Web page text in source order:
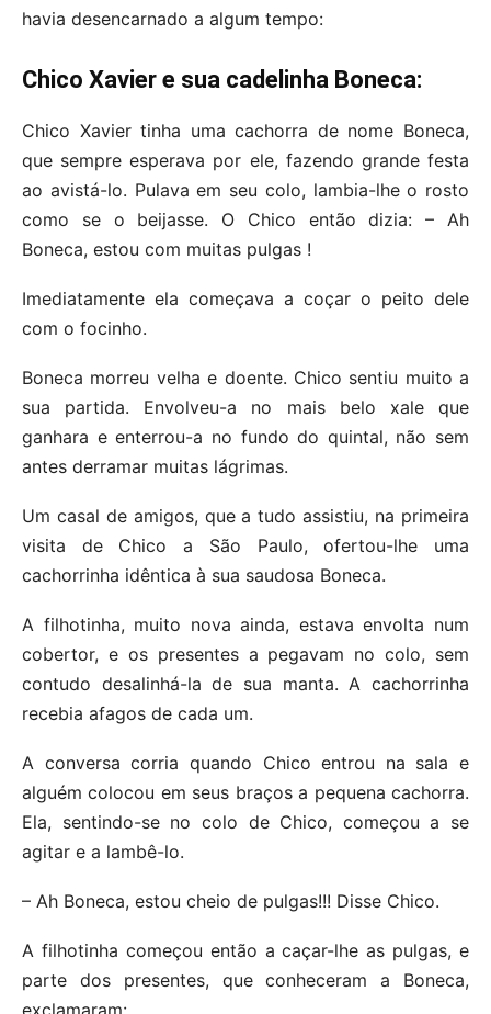
havia desencarnado a algum tempo:
Chico Xavier e sua cadelinha Boneca:
Chico Xavier tinha uma cachorra de nome Boneca,
que sempre esperava por ele, fazendo grande festa
ao avistá-lo. Pulava em seu colo, lambia-lhe o rosto
como se o beijasse. O Chico então dizia: – Ah
Boneca, estou com muitas pulgas !
Imediatamente ela começava a coçar o peito dele
com o focinho.
Boneca morreu velha e doente. Chico sentiu muito a
sua partida. Envolveu-a no mais belo xale que
ganhara e enterrou-a no fundo do quintal, não sem
antes derramar muitas lágrimas.
Um casal de amigos, que a tudo assistiu, na primeira
visita de Chico a São Paulo, ofertou-lhe uma
cachorrinha idêntica à sua saudosa Boneca.
A filhotinha, muito nova ainda, estava envolta num
cobertor, e os presentes a pegavam no colo, sem
contudo desalinhá-la de sua manta. A cachorrinha
recebia afagos de cada um.
A conversa corria quando Chico entrou na sala e
alguém colocou em seus braços a pequena cachorra.
Ela, sentindo-se no colo de Chico, começou a se
agitar e a lambê-lo.
– Ah Boneca, estou cheio de pulgas!!! Disse Chico.
A filhotinha começou então a caçar-lhe as pulgas, e
parte dos presentes, que conheceram a Boneca,